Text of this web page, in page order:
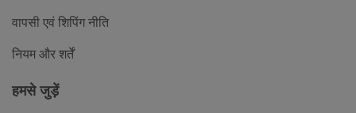
वापसी एवं शिपिंग नीति
नियम और शर्तें
हमसे जुड़ें